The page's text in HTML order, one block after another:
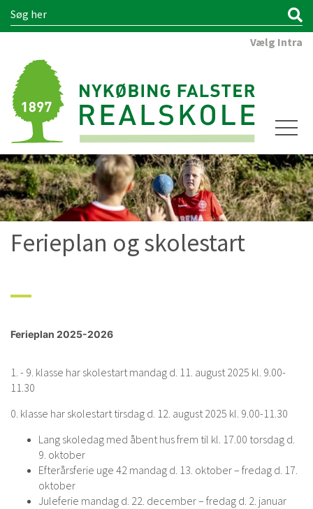
Vælg Intra
Ferieplan og skolestart
Ferieplan 2025-2026
1. - 9. klasse har skolestart mandag d. 11. august 2025 kl. 9.00-
11.30
0. klasse har skolestart tirsdag d. 12. august 2025 kl. 9.00-11.30
Lang skoledag med åbent hus frem til kl. 17.00 torsdag d.
9. oktober
Efterårsferie uge 42 mandag d. 13. oktober – fredag d. 17.
oktober
Juleferie mandag d. 22. december – fredag d. 2. januar